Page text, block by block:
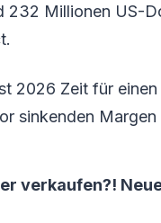
232 Millionen US-
2026 Zeit für
sinkenden
verkaufen?!